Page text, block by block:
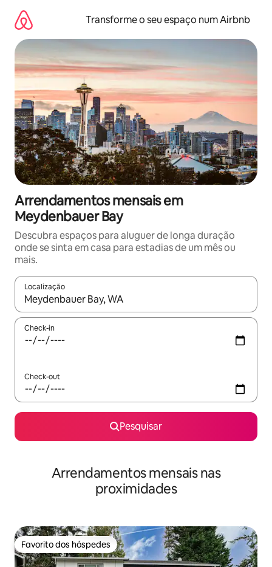
para
conteúdo
Transforme o seu espaço num Airbnb
Arrendamentos mensais em
Meydenbauer Bay
Descubra espaços para aluguer de longa duração
onde se sinta em casa para estadias de um mês ou
mais.
Localização
Quando os resultados estiverem disponíveis, navegue com
Check-in
Check-out
Pesquisar
Arrendamentos mensais nas
proximidades
Favorito dos hóspedes
Favorito dos hóspedes